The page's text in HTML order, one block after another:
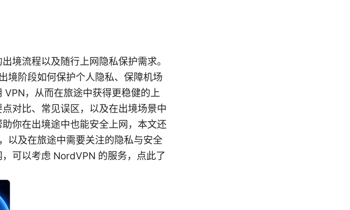
境流程以及随行上网隐私保护需求。
境阶段如何保护个人隐私、保障机场
，从而在旅途中获得更稳健的上
对比、常见误区，以及在出境场景中
你在出境途中也能安全上网，本文还
以及在旅途中需要关注的隐私与安全
可以考虑 NordVPN 的服务，点此了